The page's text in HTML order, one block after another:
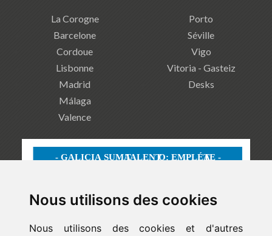
Nous utilisons des cookies
Nous utilisons des cookies et d'autres
La Corogne
Barcelone
Cordoue
Lisbonne
Madrid
Málaga
Valence
Porto
Séville
Vigo
Vitoria - Gasteiz
Desks